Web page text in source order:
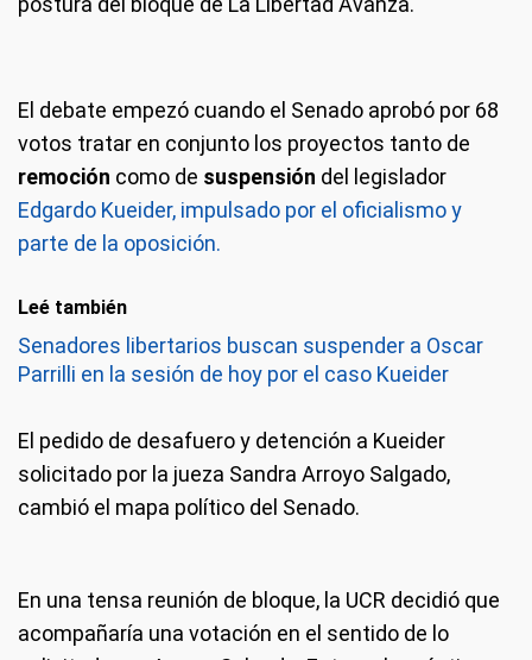
El debate empezó cuando el Senado aprobó por 68
votos tratar en conjunto los proyectos tanto de
remoción como de suspensión del legislador
Edgardo Kueider, impulsado por el oficialismo y
parte de la oposición.
Leé también
Senadores libertarios buscan suspender a Oscar
Parrilli en la sesión de hoy por el caso Kueider
El pedido de desafuero y detención a Kueider
solicitado por la jueza Sandra Arroyo Salgado,
cambió el mapa político del Senado.
En una tensa reunión de bloque, la UCR decidió que
acompañaría una votación en el sentido de lo